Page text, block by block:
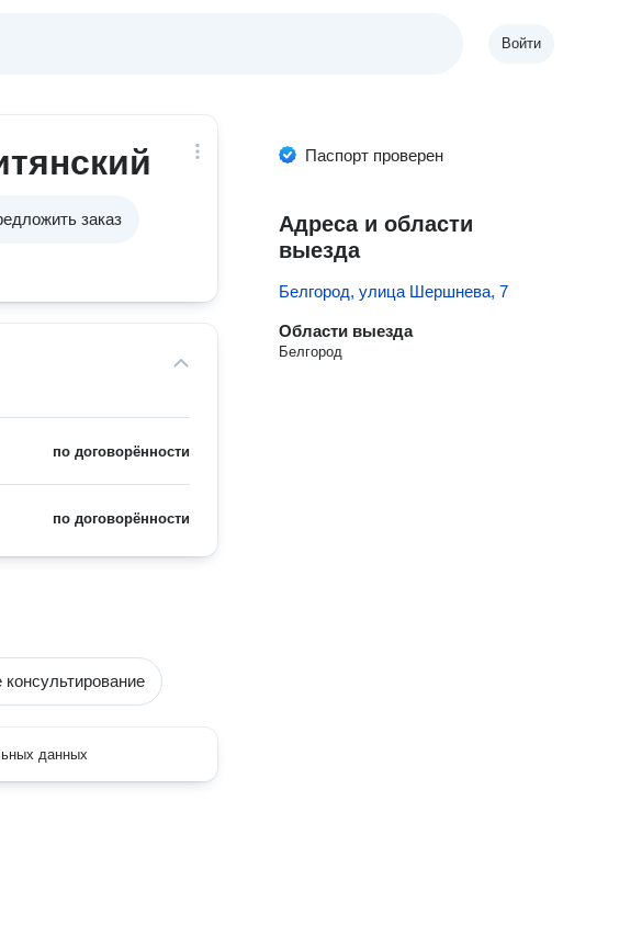
Войти
заказ
по договорённости
по договорённости
данных
Паспорт проверен
Адреса и области
выезда
Белгород, улица Шершнева, 7
Области выезда
Белгород